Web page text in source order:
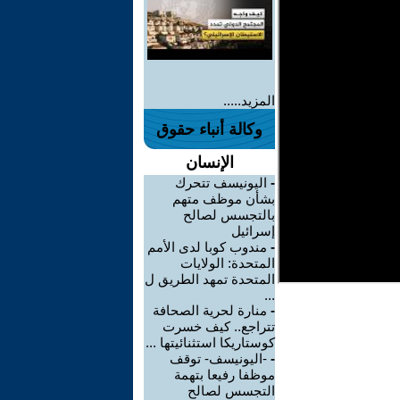
المزيد.....
وكالة أنباء حقوق
الإنسان
- اليونيسف تتحرك
بشأن موظف متهم
بالتجسس لصالح
إسرائيل
- مندوب كوبا لدى الأمم
المتحدة: الولايات
المتحدة تمهد الطريق ل
...
- منارة لحرية الصحافة
تتراجع.. كيف خسرت
كوستاريكا استثنائيتها ...
- -اليونيسف- توقف
موظفا رفيعا بتهمة
التجسس لصالح